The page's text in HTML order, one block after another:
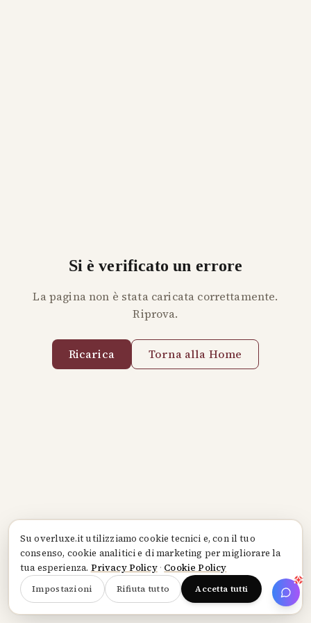
Suoverluxe.itutilizziamo cookie tecnici e, con il tuo
consenso, cookie analitici e di marketing per migliorare la
tua esperienza. Privacy Policy· Cookie Policy
Impostazioni Rifiuta tutto Accetta tutti
Si è verificato un errore
La pagina non è stata caricata correttamente.
Riprova.
Ricarica Torna alla Home